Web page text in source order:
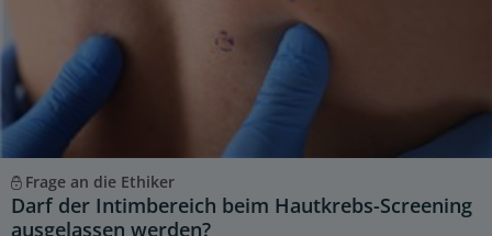
Frage an die Ethiker
Darf der Intimbereich beim Hautkrebs-Screening
ausgelassen werden?